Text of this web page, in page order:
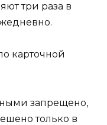
три раза в
карточной
запрещено,
только в